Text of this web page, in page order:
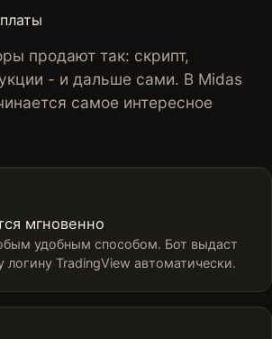
продают так: скрипт,
- и дальше сами. В Midas
самое интересное
мгновенно
удобным способом. Бот выдаст
TradingView автоматически.